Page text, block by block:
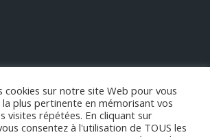
cookies sur notre site Web pour vous
plus pertinente en mémorisant vos
visites répétées. En cliquant sur
consentez à l'utilisation de TOUS les